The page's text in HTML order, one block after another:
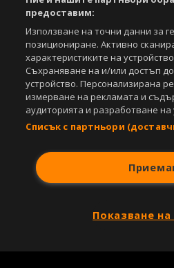
предоставим:
Използване на точни данни за
позициониране. Активно
характеристиките на
Съхраняване на и/или достъп
устройство. Персонализирана
измерване на рекламата и
аудиторията и разработване на
Списък с партньори
Показване